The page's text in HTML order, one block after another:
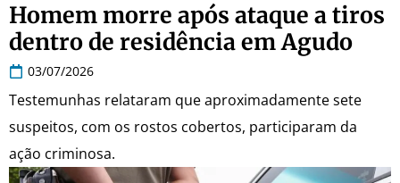
Homem morre após ataque a tiros
dentro de residência em Agudo
03/07/2026
Testemunhas relataram que aproximadamente sete
suspeitos, com os rostos cobertos, participaram da
ação criminosa.